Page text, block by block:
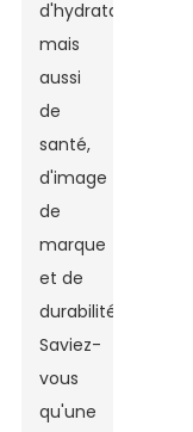
d'hydratation,
mais
aussi
de
santé,
d'image
de
marque
et de
durabilité !
Saviez-
vous
qu'une